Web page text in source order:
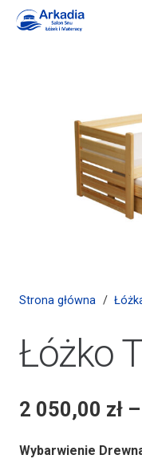
Strona główna /
Łóżko
2 050,00 zł –
Wybarwienie